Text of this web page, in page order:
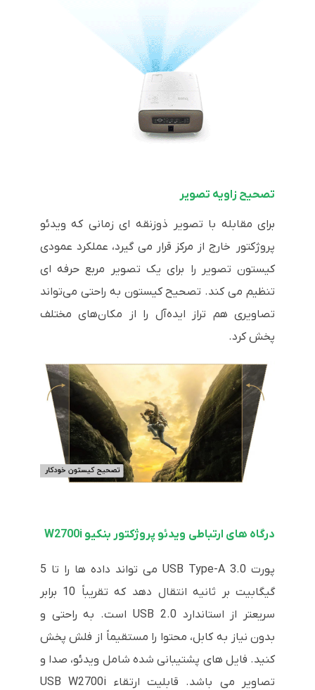
تصحیح زاویه تصویر
برای مقابله با تصویر ذوزنقه ای زمانی که ویدئو
پروژکتور خارج از مرکز قرار می گیرد، عملکرد عمودی
کیستون تصویر را برای یک تصویر مربع حرفه ای
تنظیم می کند. تصحیح کیستون به راحتی می‌تواند
تصاویری هم تراز ایده‌آل را از مکان‌های مختلف
پخش کرد.
درگاه های ارتباطی ویدئو پروژکتور بنکیو W2700i
پورت USB Type-A 3.0 می تواند داده ها را تا 5
گیگابیت بر ثانیه انتقال دهد که تقریباً 10 برابر
سریعتر از استاندارد USB 2.0 است. به راحتی و
بدون نیاز به کابل، محتوا را مستقیماً از فلش پخش
کنید. فایل های پشتیبانی شده شامل ویدئو، صدا و
تصاویر می باشد.
قابلیت ارتقاء USB W2700i